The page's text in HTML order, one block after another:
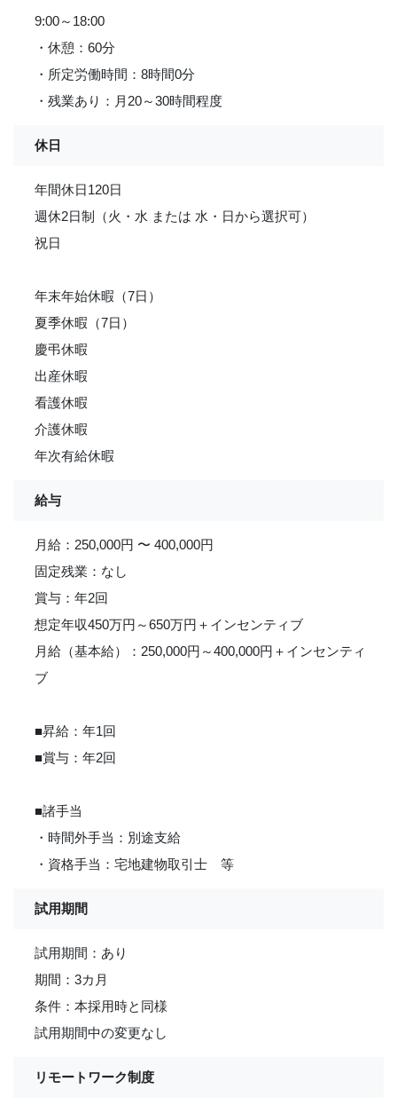
9:00～18:00
・休憩：60分
・所定労働時間：8時間0分
・残業あり：月20～30時間程度
休日
年間休日120日
週休2日制（火・水 または 水・日から選択可）
祝日
年末年始休暇（7日）
夏季休暇（7日）
慶弔休暇
出産休暇
看護休暇
介護休暇
年次有給休暇
給与
月給：250,000円 〜 400,000円
固定残業：なし
賞与：年2回
想定年収450万円～650万円＋インセンティブ
月給（基本給）：250,000円～400,000円＋インセンティ
ブ
■昇給：年1回
■賞与：年2回
■諸手当
・時間外手当：別途支給
・資格手当：宅地建物取引士 等
試用期間
試用期間：あり
期間：3カ月
条件：本採用時と同様
試用期間中の変更なし
リモートワーク制度